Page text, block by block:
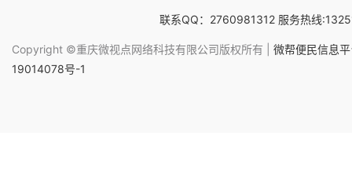
联系QQ：2760981312 服务热线
Copyright ©重庆微视点网络科技有限公司版权所有 |
微帮便民信息
19014078号-1